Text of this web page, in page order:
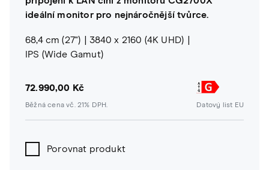
ideální monitor pro nejnáročnější tvůrce.
68,4 cm (27")
3840 x 2160 (4K UHD)
IPS (Wide Gamut)
72.990,00 Kč
Běžná cena vč. 21% DPH. Datový list EU
Porovnat produkt